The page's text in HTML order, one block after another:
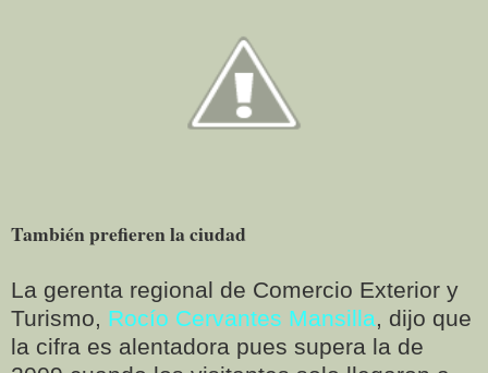
También prefieren la ciudad
La gerenta regional de Comercio Exterior y
Turismo, Rocío Cervantes Mansilla , dijo que
la cifra es alentadora pues supera la de